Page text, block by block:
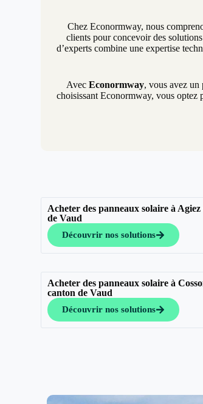
Chez Econormway, nous
clients pour concevoir des
d’experts combine une expertise
Avec Econormway, vous avez un
choisissant Econormway, vous optez
Acheter des panneaux solaire à
de Vaud
Découvrir nos solutions
Acheter des panneaux solaire à
canton de Vaud
Découvrir nos solutions